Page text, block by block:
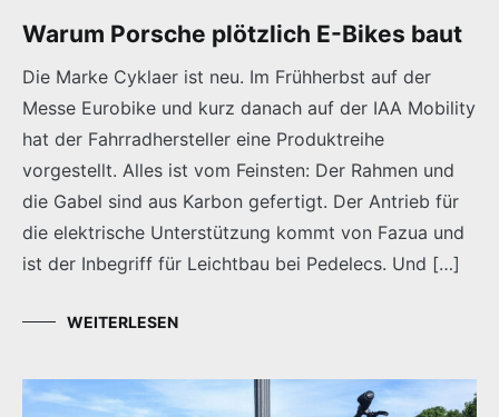
Warum Porsche plötzlich E-Bikes baut
Die Marke Cyklaer ist neu. Im Frühherbst auf der
Messe Eurobike und kurz danach auf der IAA Mobility
hat der Fahrradhersteller eine Produktreihe
vorgestellt. Alles ist vom Feinsten: Der Rahmen und
die Gabel sind aus Karbon gefertigt. Der Antrieb für
die elektrische Unterstützung kommt von Fazua und
ist der Inbegriff für Leichtbau bei Pedelecs. Und […]
WEITERLESEN